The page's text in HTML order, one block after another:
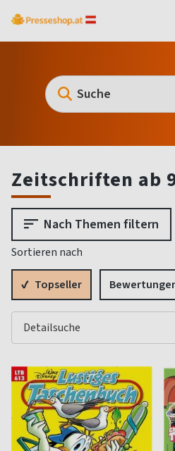
Zeitschriften ab
Nach Themen filtern
Sortieren nach
Topseller